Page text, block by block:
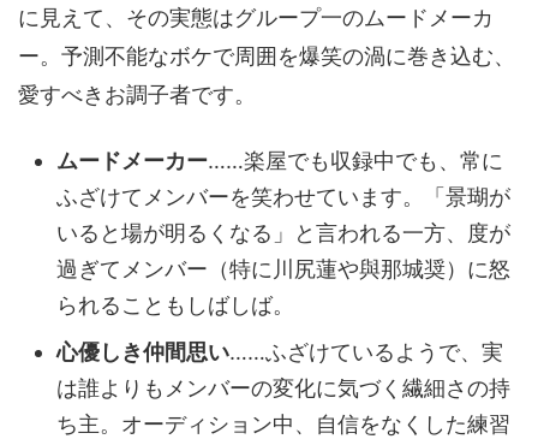
に見えて、その実態はグループ一のムードメーカ
ー。予測不能なボケで周囲を爆笑の渦に巻き込む、
愛すべきお調子者です。
ムードメーカー……楽屋でも収録中でも、常に
ふざけてメンバーを笑わせています。「景瑚が
いると場が明るくなる」と言われる一方、度が
過ぎてメンバー（特に川尻蓮や與那城奨）に怒
られることもしばしば。
心優しき仲間思い……ふざけているようで、実
は誰よりもメンバーの変化に気づく繊細さの持
ち主。オーディション中、自信をなくした練習